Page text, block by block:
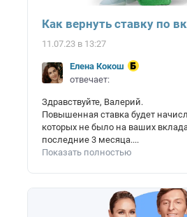
Как вернуть ставку по
11.07.23 в 13:27
Елена Кокош
отвечает:
Здравствуйте, Валерий.
Повышенная ставка будет
которых не было на ваших
последние 3 месяца....
Показать полностью